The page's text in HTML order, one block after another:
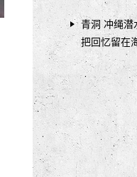
青洞 冲绳潜
把回忆留在